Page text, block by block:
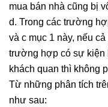
mua bán nhà cũng bị
d. Trong các trường
và c mục 1 này, nếu
trường hợp có sự kiện
khách quan thì không
Từ những phân tích
như sau: